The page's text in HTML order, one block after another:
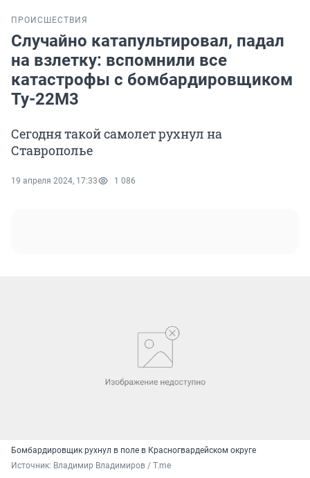
ПРОИСШЕСТВИЯ
Случайно катапультировал, падал
на взлетку: вспомнили все
катастрофы с бомбардировщиком
Ту-22М3
Сегодня такой самолет рухнул на
Ставрополье
19 апреля 2024, 17:33 1 086
Бомбардировщик рухнул в поле в Красногвардейском округе
Источник: Владимир Владимиров / T.me